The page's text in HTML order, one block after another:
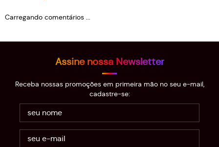
Carregando comentários ...
Assine nossa Newsletter
Receba nossas promoções em primeira mão no seu e-mail,
cadastre-se: